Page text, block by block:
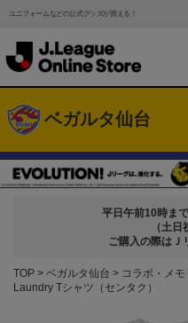
ユニフォームなどの公式グッズが買える！
ベガルタ仙台
平日午前10時ま
（土日
ご購入の際はＪ
TOP ベガルタ仙台
コラボ・メ
Laundry Tシャツ（センタク）